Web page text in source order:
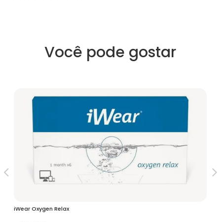
Você pode gostar
iWear Oxygen Relax